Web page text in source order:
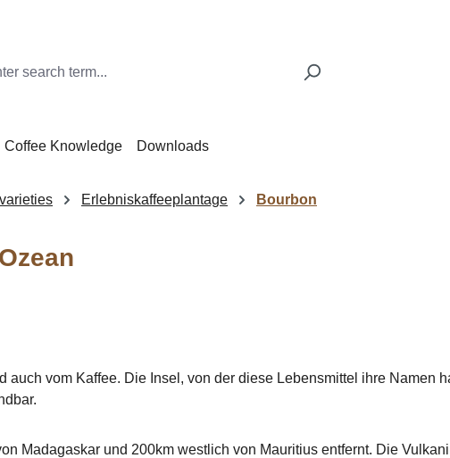
Coffee Knowledge Downloads
Erlebniskaffeeplantage Bourbon
vom Kaffee. Die Insel, von der diese Lebensmittel ihre Namen
Madagaskar und 200km westlich von Mauritius entfernt. Die